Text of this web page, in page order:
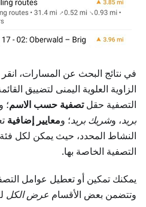
في نتائج البحث عن المسارات،
الزاوية العلوية اليمنى لتضييق
التصفية حقلتصفية حسب الاسم؛
بريد، وشريك بريد؛ ومعايير إضافية
النشاط المحدد، حيث يمكن لكل
التصفية الخاصة بها.
يمكنك تمكين أو تعطيل عوامل
وتتضمن بعض الأقسام عرض الكل